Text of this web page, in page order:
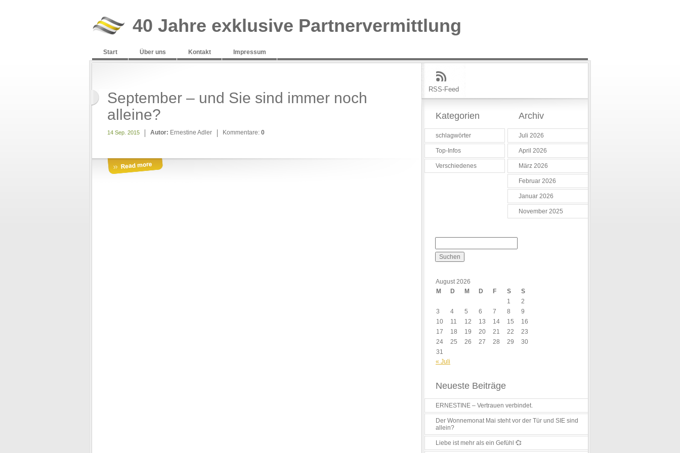
40 Jahre exklusive Partnervermittlung
Start Über uns Kontakt Impressum
September – und Sie sind immer noch
alleine?
14 Sep. 2015 Autor: Ernestine Adler Kommentare: 0
RSS-Feed
Kategorien
schlagwörter
Top-Infos
Verschiedenes
Archiv
Juli 2026
April 2026
März 2026
Februar 2026
Januar 2026
November 2025
August 2026
M
D M D F S
S
1
2
3
4 5 6 7 8
9
10
11 12 13 14 15
16
17
18 19 20 21 22
23
24
25 26 27 28 29
30
31
« Juli
Neueste Beiträge
ERNESTINE – Vertrauen verbindet.
Der Wonnemonat Mai steht vor der Tür und SIE sind
allein?
Liebe ist mehr als ein Gefühl 💞